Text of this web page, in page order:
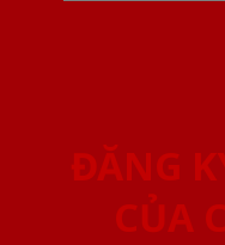
ĐĂNG
CỦA